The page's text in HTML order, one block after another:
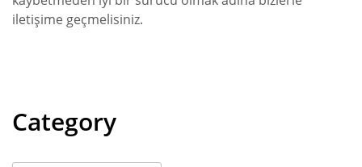
iletişime geçmelisiniz.
Category